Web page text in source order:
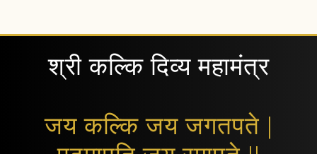
श्री कल्कि दिव्य महामंत्र
जय कल्कि जय जगतपते |